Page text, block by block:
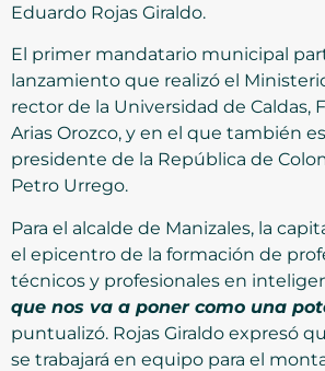
Eduardo Rojas Giraldo.
El primer mandatario municipal
lanzamiento que realizó el
rector de la Universidad de Caldas,
Arias Orozco, y en el que también
presidente de la República de
Petro Urrego.
Para el alcalde de Manizales, la
el epicentro de la formación de
técnicos y profesionales en
que nos va a poner como una
puntualizó. Rojas Giraldo expresó
se trabajará en equipo para el